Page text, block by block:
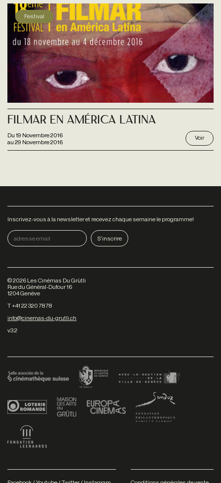
Festival
Du 19 Novembre 2016
au 29 Novembre 2016
Filmar En América Latina
Voir
Inscrivez-vous à la newsletter et recevez chaque semaine le programme!
©2026 Les Cinémas Du Grütli
Rue du Général-Dufour 16
1204 Genève
T +41 22 320 78 78
info@cinemas-du-grutli.ch
v3.2